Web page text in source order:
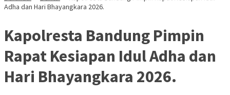
Adha dan Hari Bhayangkara 2026.
Kapolresta Bandung Pimpin
Rapat Kesiapan Idul Adha dan
Hari Bhayangkara 2026.